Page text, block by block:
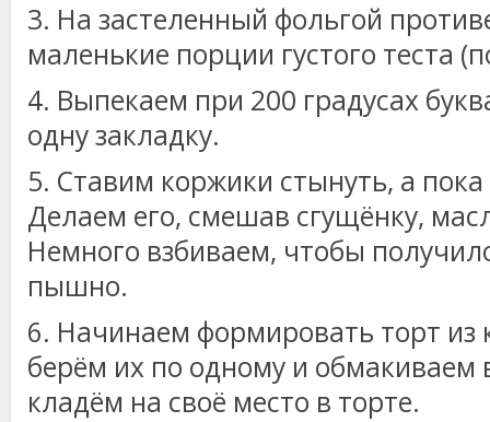
3. На застеленный фольгой
маленькие порции густого теста
4. Выпекаем при 200 градусах
одну закладку.
5. Ставим коржики стынуть, а
Делаем его, смешав сгущёнку,
Немного взбиваем, чтобы
пышно.
6. Начинаем формировать торт из
берём их по одному и обмакиваем
кладём на своё место в торте.